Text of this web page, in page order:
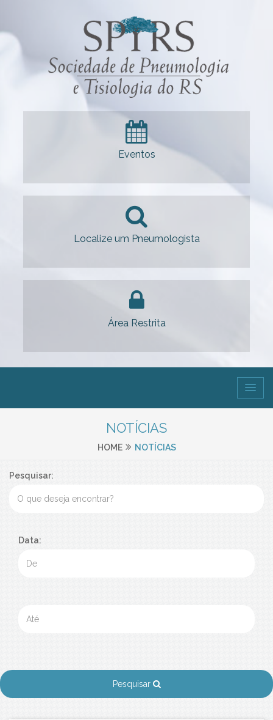
Eventos
Localize um Pneumologista
Área Restrita
NOTÍCIAS
HOME NOTÍCIAS
Pesquisar:
Data:
Pesquisar